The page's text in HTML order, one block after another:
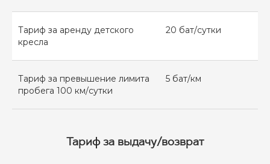
Тариф за аренду детского
кресла
20 бат/сутки
Тариф за превышение лимита
пробега 100 км/сутки
5 бат/км
Тариф за выдачу/возврат
УСЛОВИЯ АРЕНДЫ
ДОГОВОР АРЕНДЫ
ПОЛИТИКА КОНФИДЕНЦИАЛЬНОСТИ